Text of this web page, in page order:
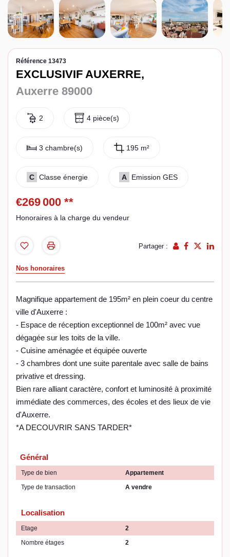
Espace client
Référence 13473
EXCLUSIVIF AUXERRE,
Auxerre 89000
2 4 pièce(s)
3 chambre(s) 195 m²
C Classe énergie A Emission GES
€269 000 **
Honoraires à la charge du vendeur
Partager :
Nos honoraires
Magnifique appartement de 195m² en plein coeur du centre
ville d'Auxerre :
- Espace de réception exceptionnel de 100m² avec vue
dégagée sur les toits de la ville.
- Cuisine aménagée et équipée ouverte
- 3 chambres dont une suite parentale avec salle de bains
privative et dressing.
Bien rare alliant caractère, confort et luminosité à proximité
immédiate des commerces, des écoles et des lieux de vie
d'Auxerre.
*A DECOUVRIR SANS TARDER*
Général
Type de bien
Appartement
Type de transaction
A vendre
Localisation
Etage
2
Nombre étages
2